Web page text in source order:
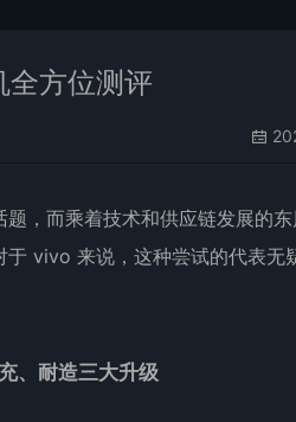
方位测评
，而乘着技术和供应链发展的
于 vivo 来说，这种尝试的代表无
、耐造三大升级